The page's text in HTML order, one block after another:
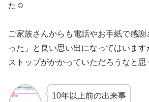
た☺️
ご家族さんからも電話やお手紙で感
った」と良い思い出になってはいま
ストップがかかっていただろうなと
10年以上前の出来事